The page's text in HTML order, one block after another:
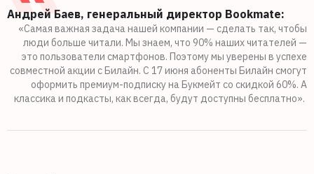
Андрей Баев, генеральный директор Bookmate:
«Самая важная задача нашей компании — сделать так, чтобы
люди больше читали. Мы знаем, что 90% наших читателей —
это пользователи смартфонов. Поэтому мы уверены в успехе
совместной акции с Билайн. С 17 июня абоненты Билайн смогут
оформить премиум-подписку на Букмейт со скидкой 60%. А
классика и подкасты, как всегда, будут доступны бесплатно».